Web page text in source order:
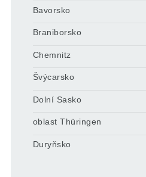
Bavorsko
Braniborsko
Chemnitz
Švýcarsko
Dolní Sasko
oblast Thüringen
Duryňsko